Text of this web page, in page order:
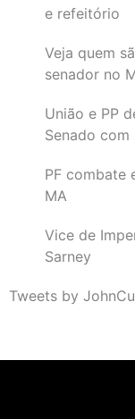
e refeitório
Veja quem
senador no
União e PP
Senado com
PF combate
MA
Vice de
Sarney
Tweets by